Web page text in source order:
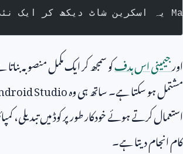
اورجیمینی اس ہدفکو سمجھ کر ایک مکمل منصوبہ بناتا
مشتمل ہو سکتا ہے۔ ساتھ ہی وہStudio
استعمال کرتے ہوئے خودکار طور پر کوڈ میں تبدیلی،
کام انجام دیتا ہے۔